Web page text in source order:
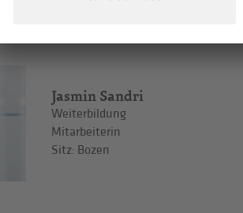
Jasmin Sandri
Weiterbildung
Mitarbeiterin
Sitz: Bozen